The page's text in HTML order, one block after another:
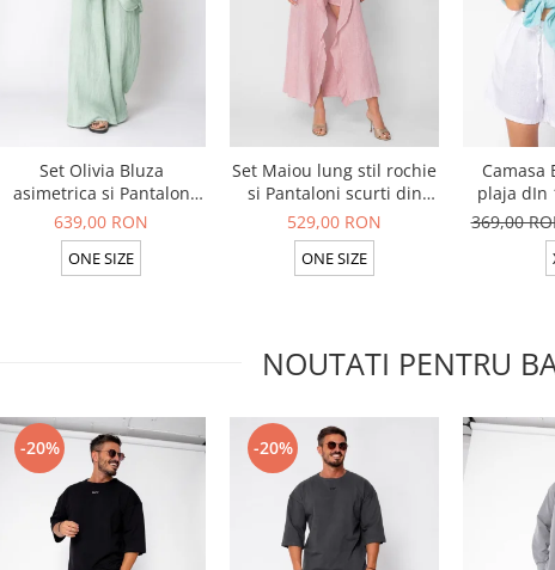
Set Olivia Bluza
asimetrica si Pantalon
lung din 100% in Light
Olive
639,00 RON
ONE SIZE
Set Maiou lung stil rochie
si Pantaloni scurti din
100% in Rose
529,00 RON
ONE SIZE
Camasa
plaja dIn
369,00
NOUTATI PENTRU
-20% -20%